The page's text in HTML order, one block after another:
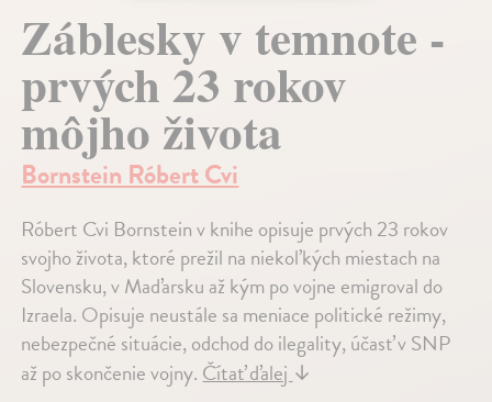
Záblesky v temnote -
prvých 23 rokov
môjho života
Bornstein Róbert Cvi
Róbert Cvi Bornstein v knihe opisuje prvých 23 rokov
svojho života, ktoré prežil na niekoľkých miestach na
Slovensku, v Maďarsku až kým po vojne emigroval do
Izraela. Opisuje neustále sa meniace politické režimy,
nebezpečné situácie, odchod do ilegality, účasť v SNP
až po skončenie vojny. Čítať ďalej ↓